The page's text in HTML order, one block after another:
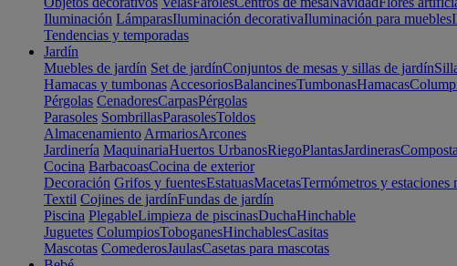
Iluminación LámparasIluminación decorativaIluminación para muebles
Tendencias y temporadas
Jardín
Muebles de jardín Set de jardínConjuntos de mesas y sillas de jardín
Hamacas y tumbonas AccesoriosBalancinesTumbonasHamacas
Pérgolas CenadoresCarpasPérgolas
Parasoles SombrillasParasolesToldos
Almacenamiento ArmariosArcones
Jardinería MaquinariaHuertos UrbanosRiegoPlantasJardineras
Cocina BarbacoasCocina de exterior
Decoración Grifos y fuentesEstatuasMacetasTermómetros y estaciones
Textil Cojines de jardínFundas de jardín
Piscina PlegableLimpieza de piscinasDuchaHinchable
Juguetes ColumpiosToboganesHinchablesCasitas
Mascotas ComederosJaulasCasetas para mascotas